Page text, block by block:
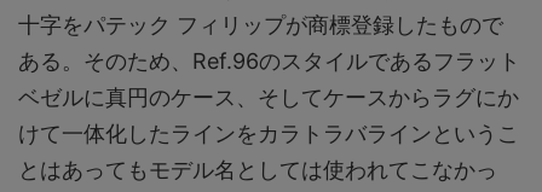
十字をパテック フィリップが商標登録したもので
ある。そのため、Ref.96のスタイルであるフラット
ベゼルに真円のケース、そしてケースからラグにか
けて一体化したラインをカラトラバラインというこ
とはあってもモデル名としては使われてこなかっ